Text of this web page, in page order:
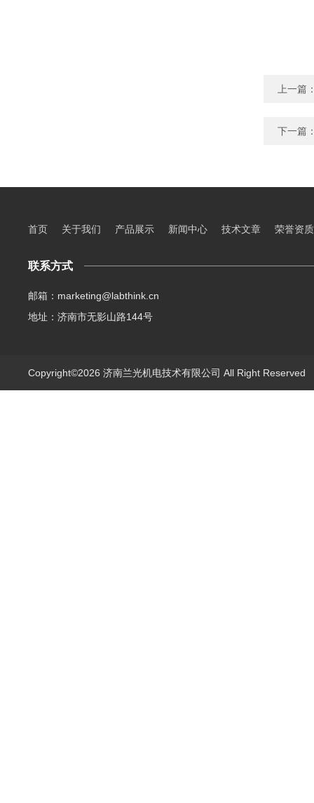
上一篇
下一篇
首页 关于我们 产品展示 新闻中心 技术文章 荣誉资质
联系方式
邮箱：marketing@labthink.cn
地址：济南市无影山路144号
Copyright©2026 济南兰光机电技术有限公司 All Right